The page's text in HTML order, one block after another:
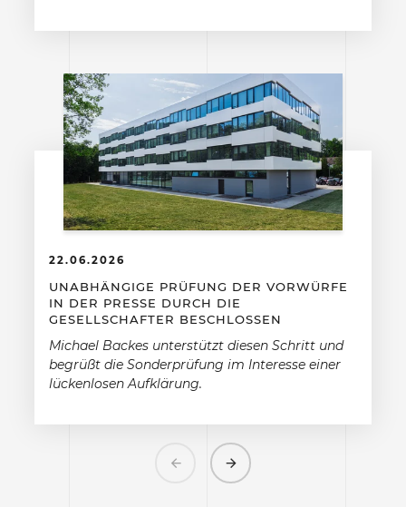
22.06.2026
UNABHÄNGIGE PRÜFUNG DER VORWÜRFE
IN DER PRESSE DURCH DIE
GESELLSCHAFTER BESCHLOSSEN
Michael Backes unterstützt diesen Schritt und
begrüßt die Sonderprüfung im Interesse einer
lückenlosen Aufklärung.
Previous Next